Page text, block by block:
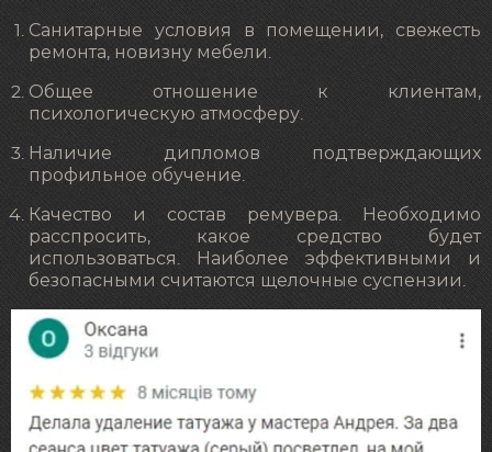
Санитарные условия в помещении, свежесть
ремонта, новизну мебели.
Общее отношение к клиентам,
психологическую атмосферу.
Наличие дипломов подтверждающих
профильное обучение.
Качество и состав ремувера. Необходимо
расспросить, какое средство будет
использоваться. Наиболее эффективными и
безопасными считаются щелочные суспензии.